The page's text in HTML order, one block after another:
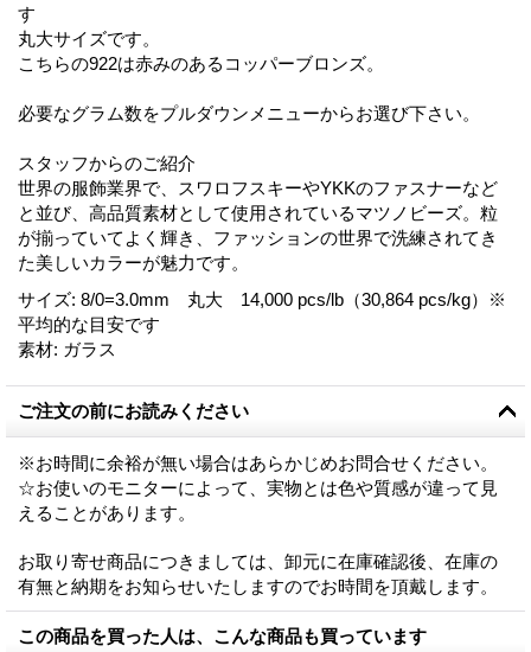
す
丸大サイズです。
こちらの922は赤みのあるコッパーブロンズ。
必要なグラム数をプルダウンメニューからお選び下さい。
スタッフからのご紹介
世界の服飾業界で、スワロフスキーやYKKのファスナーなど
と並び、高品質素材として使用されているマツノビーズ。粒
が揃っていてよく輝き、ファッションの世界で洗練されてき
た美しいカラーが魅力です。
サイズ: 8/0=3.0mm 丸大 14,000 pcs/lb（30,864 pcs/kg）※
平均的な目安です
素材: ガラス
ご注文の前にお読みください
※お時間に余裕が無い場合はあらかじめお問合せください。
☆お使いのモニターによって、実物とは色や質感が違って見
えることがあります。
お取り寄せ商品につきましては、卸元に在庫確認後、在庫の
有無と納期をお知らせいたしますのでお時間を頂戴します。
この商品を買った人は、こんな商品も買っています